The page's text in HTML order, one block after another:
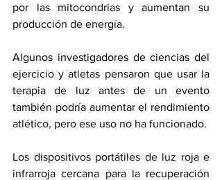
por las mitocondrias y aumentan su
producción de energía.
Algunos investigadores de ciencias del
ejercicio y atletas pensaron que usar la
terapia de luz antes de un evento
también podría aumentar el rendimiento
atlético, pero ese uso no ha funcionado.
Los dispositivos portátiles de luz roja e
infrarroja cercana para la recuperación